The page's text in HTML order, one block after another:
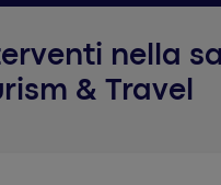
nella
& Travel